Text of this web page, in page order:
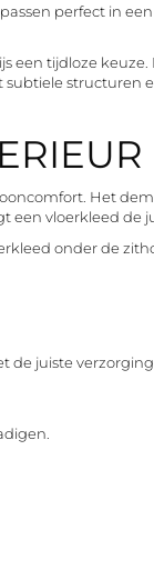
perfect in
tijdloze
structuren
Het
een vloerkleed de
onder de
de juiste